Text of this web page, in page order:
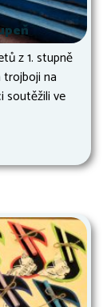
z 1. stupně
na
soutěžili ve